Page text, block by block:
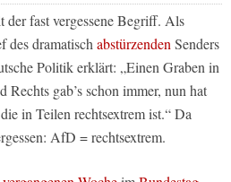
fast vergessene Begriff. Als
dramatisch abstürzenden Senders
Politik erklärt: „Einen Graben in
gab’s schon immer, nun hat
in Teilen rechtsextrem ist.“ Da
AfD = rechtsextrem.